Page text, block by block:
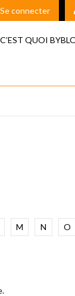
Se connecter
C’EST QUOI
M N O